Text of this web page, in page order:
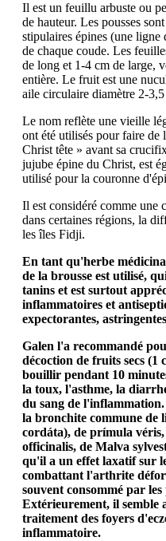
Il est un feuillu arbuste ou
de hauteur. Les pousses
stipulaires épines (une
de chaque coude. Les
de long et 1-4 cm de large,
entière. Le fruit est une
aile circulaire diamètre 2-
Le nom reflète une vieille
ont été utilisés pour faire de
Christ tête » avant sa
jujube épine du Christ, est
utilisé pour la couronne
Il est considéré comme une
dans certaines régions, la
les îles Fidji.
En tant qu'herbe
de la brousse est utilisé,
tanins et est surtout
inflammatoires et
expectorantes,
Galen l'a recommandé
décoction de fruits secs (1
bouillir pendant 10
la toux, l'asthme, la
du sang de
la bronchite commune
cordáta), de prímula
officinalis, de Malva
qu'il a un effet laxatif sur
combattant l'arthrite
souvent consommé par les
Extérieurement, il semble
traitement des foyers
inflammatoire.